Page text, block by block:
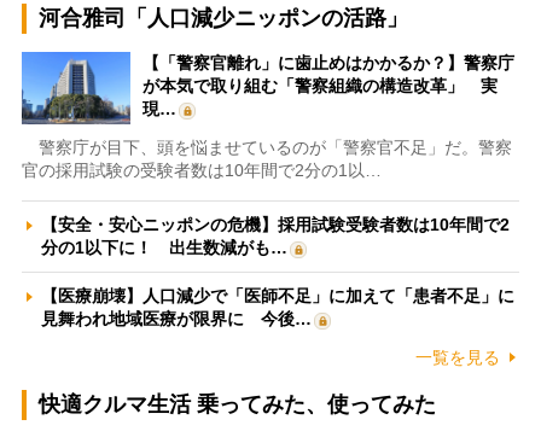
河合雅司「人口減少ニッポンの活路」
【「警察官離れ」に歯止めはかかるか？】警察庁
が本気で取り組む「警察組織の構造改革」 実
現…
警察庁が目下、頭を悩ませているのが「警察官不足」だ。警察
官の採用試験の受験者数は10年間で2分の1以…
【安全・安心ニッポンの危機】採用試験受験者数は10年間で2
分の1以下に！ 出生数減がも…
【医療崩壊】人口減少で「医師不足」に加えて「患者不足」に
見舞われ地域医療が限界に 今後…
一覧を見る
快適クルマ生活 乗ってみた、使ってみた